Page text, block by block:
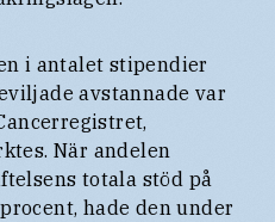
i antalet stipendier
avstannade var
När andelen
totala stöd på
hade den under